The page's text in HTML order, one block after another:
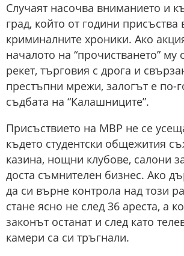
Случаят насочва вниманието и
град, който от години присъства
криминалните хроники. Ако
началото на “прочистването” му
рекет, търговия с дрога и
престъпни мрежи, залогът е по-
съдбата на “Калашниците”.
Присъствието на МВР не се
където студентски общежития
казина, нощни клубове, салони
доста съмнителен бизнес. Ако
да си върне контрола над този
стане ясно не след 36 ареста, а
законът останат и след като
камери са си тръгнали.